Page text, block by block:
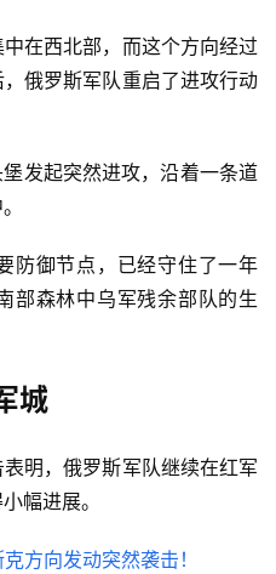
在西北部，而这个方向经过
俄罗斯军队重启了进攻行动
发起突然进攻，沿着一条道
防御节点，已经守住了一年
部森林中乌军残余部队的生
城
明，俄罗斯军队继续在红军
幅进展。